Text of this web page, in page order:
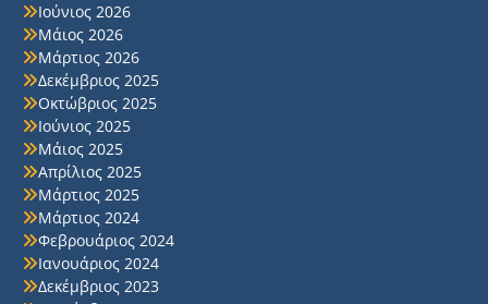
Ιούνιος 2026
Μάιος 2026
Μάρτιος 2026
Δεκέμβριος 2025
Οκτώβριος 2025
Ιούνιος 2025
Μάιος 2025
Απρίλιος 2025
Μάρτιος 2025
Μάρτιος 2024
Φεβρουάριος 2024
Ιανουάριος 2024
Δεκέμβριος 2023